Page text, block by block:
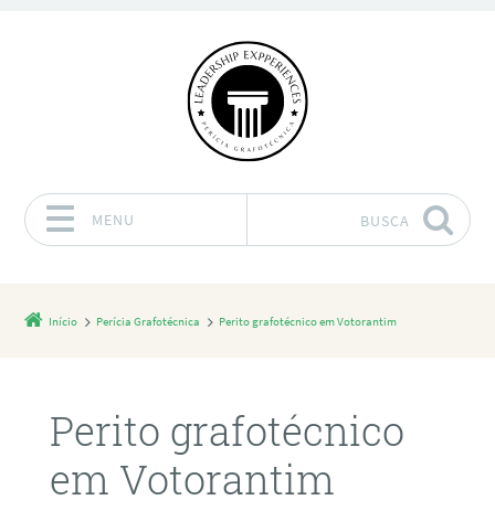
MENU BUSCA
Início Perícia Grafotécnica Perito grafotécnico em Votorantim
Perito grafotécnico
em Votorantim